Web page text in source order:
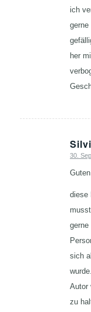
ich
gerne
her
30.
diese
gerne
sich
Autor
zu